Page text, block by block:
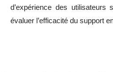
d’expérience des
évaluer l’efficacité du support